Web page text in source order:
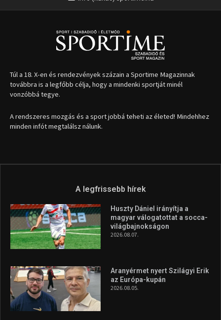
Túl a 18. X-en és rendezvények százain a Sportime Magazinnak
továbbra is a legfőbb célja, hogy a mindenki sportját minél
vonzóbbá tegye.
A rendszeres mozgás és a sport jobbá teheti az életed! Mindehhez
minden infót megtalálsz nálunk.
A legfrissebb hírek
Huszty Dániel irányítja a
magyar válogatottat a socca-
világbajnokságon
2026.08.07.
Aranyérmet nyert Szilágyi Erik
az Európa-kupán
2026.08.05.